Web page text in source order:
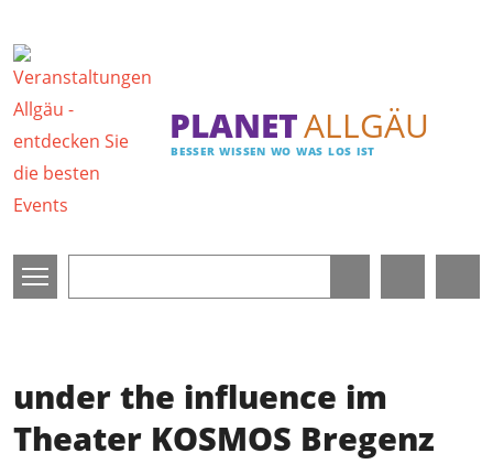
PLANETALLGÄU
BESSER WISSEN WO WAS LOS IST
under the influence im
Theater KOSMOS Bregenz